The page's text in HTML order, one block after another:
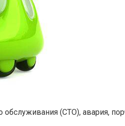
(СТО), авария,